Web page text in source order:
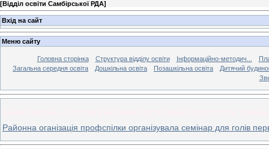
[Відділ освіти Самбірської РДА]
Вхід на сайт
Меню сайту
Головна сторінка Структура відділу освіти Інформаційно-методич...
Загальна середня освіта
Дошкільна освіта Позашкільна освіта
Дитячий
Районна оганізація профспілки організувала семінар для голів